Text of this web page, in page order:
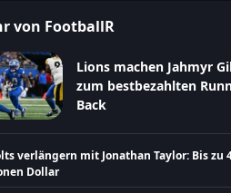
von FootballR
Lions machen Jahmyr
zum bestbezahlten
Back
verlängern mit Jonathan Taylor: Bis zu
Dollar